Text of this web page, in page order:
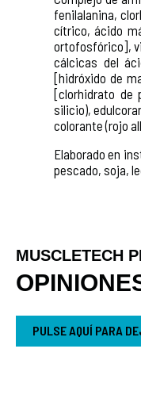
fenilalanina,
cítrico, ácido
ortofosfórico],
cálcicas del
[hidróxido de
[clorhidrato de
silicio),
colorante (rojo
Elaborado en
pescado, soja,
MUSCLETECH
PULSE AQUÍ PARA